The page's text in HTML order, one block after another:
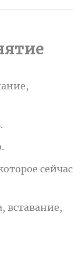
сейчас
вставание,